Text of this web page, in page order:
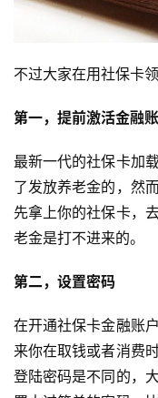
投
每
好
不过大家在用社保卡
第一，提前激活金融
最新一代的社保卡加
了发放养老金的，然
先拿上你的社保卡，
老金是打不进来的。
第二，设置密码
在开通社保卡金融账
来你在取钱或者消费
登陆密码是不同的，